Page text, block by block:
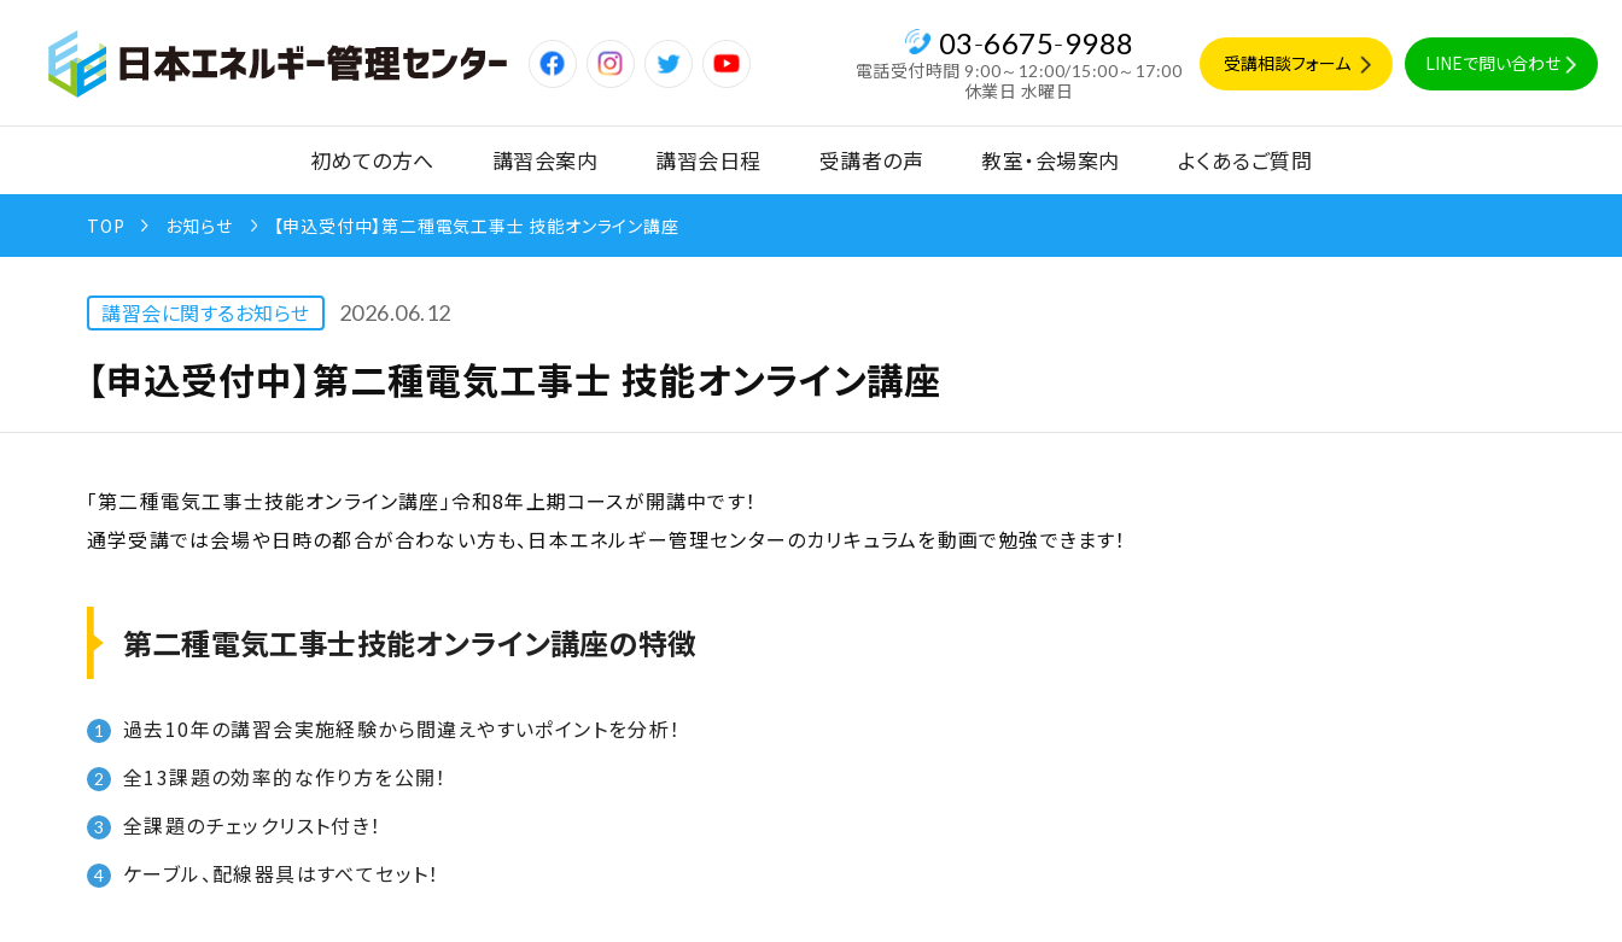
03-6675-9988
電話受付時間 9:00～12:00/15:00～17:00
休業日 水曜日
受講相談フォーム LINEで問い合わせ
初めての方へ 講習会案内 講習会日程 受講者の声 教室・会場案内 よくあるご質問
TOP お知らせ 【申込受付中】第二種電気工事士 技能オンライン講座
講習会に関するお知らせ 2026.06.12
【申込受付中】第二種電気工事士 技能オンライン講座
「第二種電気工事士技能オンライン講座」令和8年上期コースが開講中です！
通学受講では会場や日時の都合が合わない方も、日本エネルギー管理センターのカリキュラムを動画で勉強できます！
第二種電気工事士技能オンライン講座の特徴
過去10年の講習会実施経験から間違えやすいポイントを分析！
全13課題の効率的な作り方を公開！
全課題のチェックリスト付き！
ケーブル、配線器具はすべてセット！